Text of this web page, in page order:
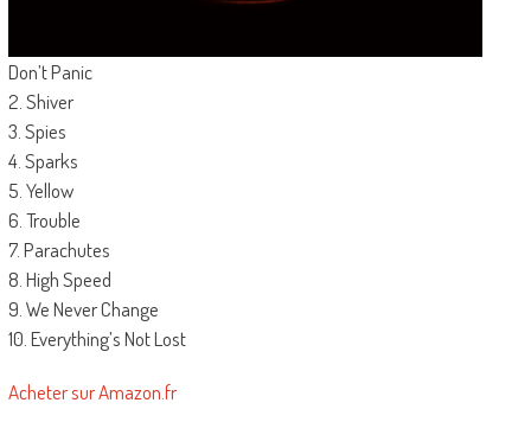
Don’t Panic
2. Shiver
3. Spies
4. Sparks
5. Yellow
6. Trouble
7. Parachutes
8. High Speed
9. We Never Change
10. Everything’s Not Lost
Acheter sur Amazon.fr